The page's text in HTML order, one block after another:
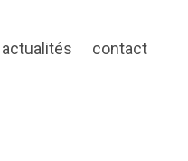
actualités contact